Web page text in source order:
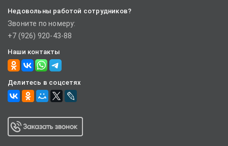
Недовольны работой сотрудников?
Звоните по номеру:
+7 (926) 920-43-88
Наши контакты
Делитесь в соцсетях